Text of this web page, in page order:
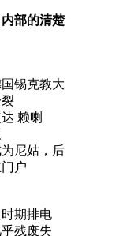
部的清楚
锡克教大
赖喇
尼姑，后
户
期排电
残废失